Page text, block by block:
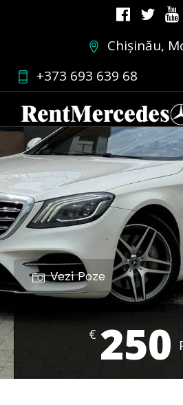
Chișinău,
+373 693 639 68
Vezi Poze
€ 250